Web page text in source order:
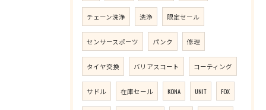
チェーン洗浄 洗浄 限定セール
センサースポーツ パンク 修理
タイヤ交換 バリアスコート コーティング
サドル 在庫セール KONA UNIT FOX